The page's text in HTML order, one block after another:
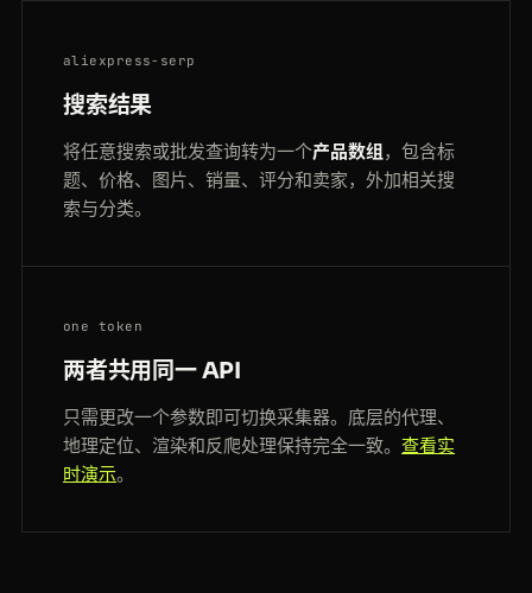
aliexpress-serp
搜索结果
将任意搜索或批发查询转为一个产品数组 ，包含标
题、价格、图片、销量、评分和卖家，外加相关搜
索与分类。
one token
两者共用同一 API
只需更改一个参数即可切换采集器。底层的代理、
地理定位、渲染和反爬处理保持完全一致。 查看实
时演示。